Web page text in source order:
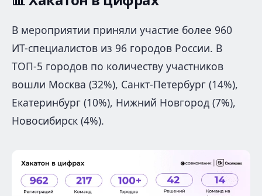
В мероприятии приняли участие более 960
ИТ-специалистов из 96 городов России. В
ТОП-5 городов по количеству участников
вошли Москва (32%), Санкт-Петербург (14%),
Екатеринбург (10%), Нижний Новгород (7%),
Новосибирск (4%).